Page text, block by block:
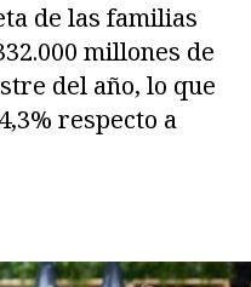
de las familias
millones de
del año, lo que
respecto a